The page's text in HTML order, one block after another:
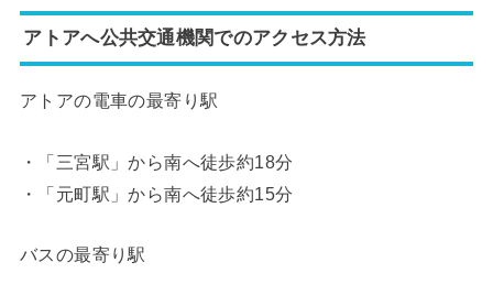
アトアへ公共交通機関でのアクセス方法
アトアの電車の最寄り駅
・「三宮駅」から南へ徒歩約18分
・「元町駅」から南へ徒歩約15分
バスの最寄り駅